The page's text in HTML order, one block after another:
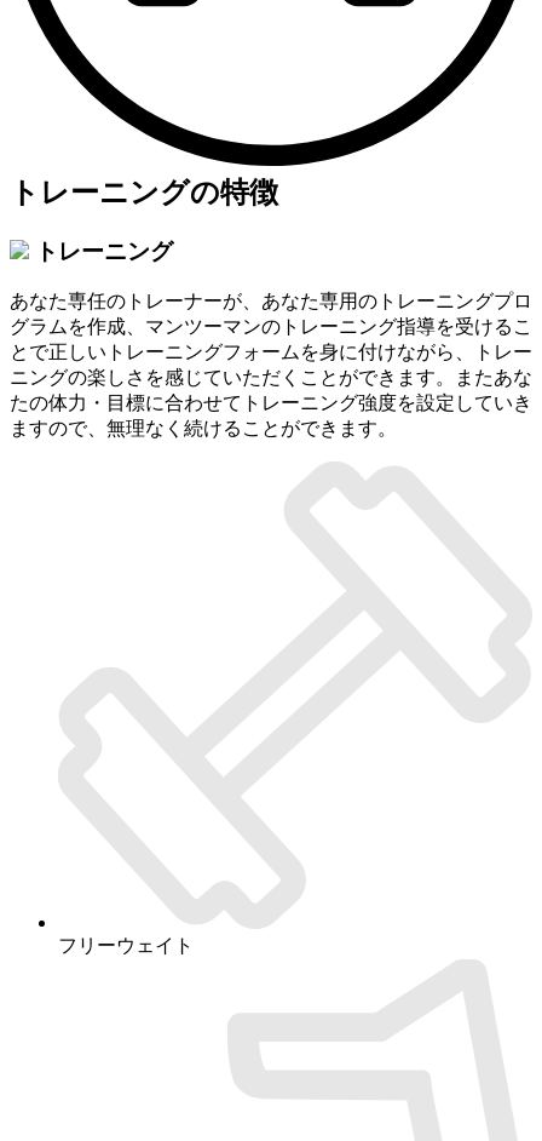
トレーニングの特徴
トレーニング
あなた専任のトレーナーが、あなた専用のトレーニングプロ
グラムを作成、マンツーマンのトレーニング指導を受けるこ
とで正しいトレーニングフォームを身に付けながら、トレー
ニングの楽しさを感じていただくことができます。またあな
たの体力・目標に合わせてトレーニング強度を設定していき
ますので、無理なく続けることができます。
フリーウェイト